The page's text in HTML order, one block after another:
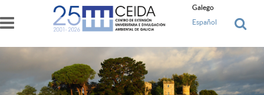
Ir o contido principal
Galego
Español